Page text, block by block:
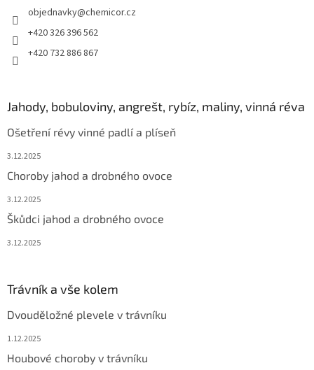
objednavky@chemicor.cz
+420 326 396 562
+420 732 886 867
Jahody, bobuloviny, angrešt, rybíz, maliny, vinná réva
Ošetření révy vinné padlí a plíseň
3.12.2025
Choroby jahod a drobného ovoce
3.12.2025
Škůdci jahod a drobného ovoce
3.12.2025
Trávník a vše kolem
Dvouděložné plevele v trávníku
1.12.2025
Houbové choroby v trávníku